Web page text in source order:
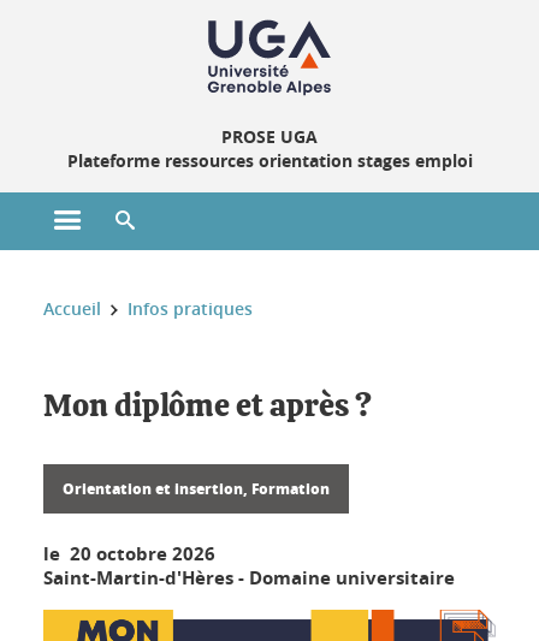
PROSE UGA
Plateforme ressources orientation stages emploi
Ouvrir le menu principal
Vous êtes ici :
Accueil Infos pratiques
Mon diplôme et après ?
Orientation et insertion, Formation
le 20 octobre 2026
Saint-Martin-d'Hères - Domaine universitaire